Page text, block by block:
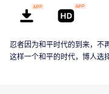
忍者因为和平时代的到来，不
这样一个和平的时代，博人选